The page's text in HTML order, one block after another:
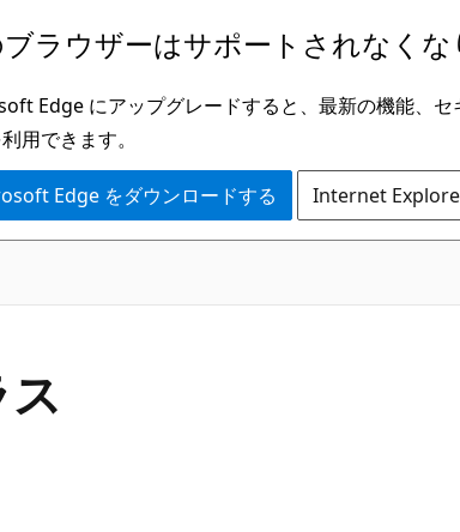
ラウザーはサポートされなくな
Edge にアップグレードすると、最新の機能、
用できます。
Edge をダウンロードする Internet